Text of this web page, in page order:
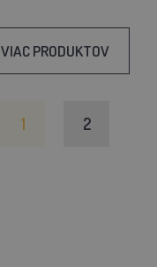
VIAC PRODUKTOV
1 2